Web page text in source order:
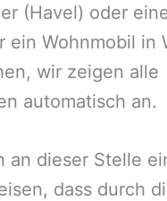
(Havel) oder
ein Wohnmobil in
wir zeigen alle
automatisch an.
an dieser Stelle
dass durch